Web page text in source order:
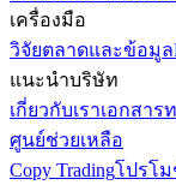
เครื่องมือ
วิจัยตลาดและข้อมูล
แนะนำบริษัท
เกี่ยวกับเราเอกสาร
ศูนย์ช่วยเหลือ
Copy Tradingโปรโ